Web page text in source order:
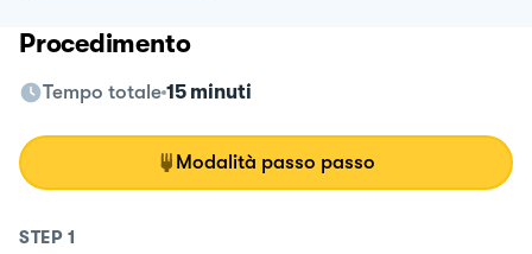
Procedimento
Tempo totale 15 minuti
Modalità passo passo
STEP 1